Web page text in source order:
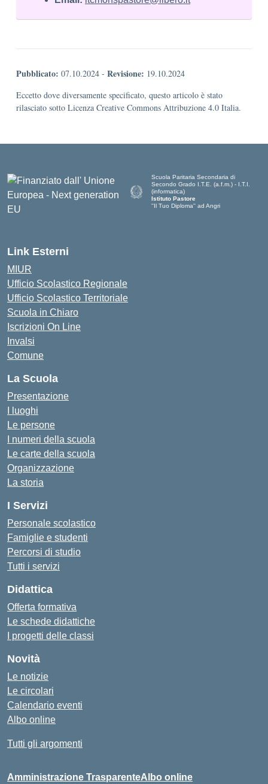
Pubblicato: 07.10.2024 - Revisione: 19.10.2024
Eccetto dove diversamente specificato, questo articolo è stato
rilasciato sotto Licenza Creative Commons Attribuzione 4.0 Italia.
Scuola Paritaria Secondaria di
Secondo Grado I.T.E. (a.f.m.) - I.T.I.
(informatica)
Istituto Pastore
''Il Tuo Diploma'' ad Angri
Link Esterni
MIUR
Ufficio Scolastico Regionale
Ufficio Scolastico Territoriale
Scuola in Chiaro
Iscrizioni On Line
Invalsi
Comune
La Scuola
Presentazione
I luoghi
Le persone
I numeri della scuola
Le carte della scuola
Organizzazione
La storia
I Servizi
Personale scolastico
Famiglie e studenti
Percorsi di studio
Tutti i servizi
Didattica
Offerta formativa
Le schede didattiche
I progetti delle classi
Novità
Le notizie
Le circolari
Calendario eventi
Albo online
Tutti gli argomenti
Amministrazione TrasparenteAlbo online